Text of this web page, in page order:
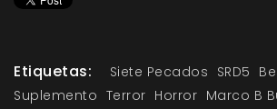
Etiquetas: Siete Pecados SRD5
Suplemento Terror Horror Marco B